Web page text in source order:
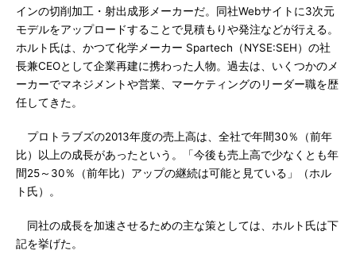
インの切削加工・射出成形メーカーだ。同社Webサイトに3次元
モデルをアップロードすることで見積もりや発注などが行える。
ホルト氏は、かつて化学メーカー Spartech（NYSE:SEH）の社
長兼CEOとして企業再建に携わった人物。過去は、いくつかのメ
ーカーでマネジメントや営業、マーケティングのリーダー職を歴
任してきた。
プロトラブズの2013年度の売上高は、全社で年間30％（前年
比）以上の成長があったという。「今後も売上高で少なくとも年
間25～30％（前年比）アップの継続は可能と見ている」（ホル
ト氏）。
同社の成長を加速させるための主な策としては、ホルト氏は下
記を挙げた。